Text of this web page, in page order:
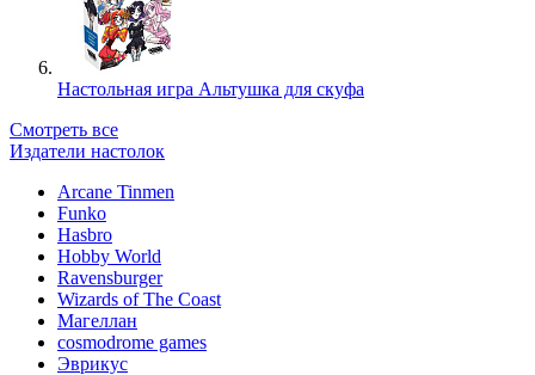
Настольная игра Альтушка для скуфа
Смотреть все
Издатели настолок
Arcane Tinmen
Funko
Hasbro
Hobby World
Ravensburger
Wizards of The Coast
Магеллан
сosmodrome games
Эврикус